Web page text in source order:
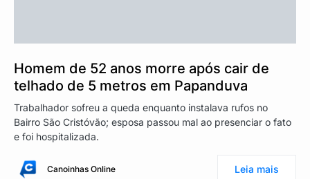
Homem de 52 anos morre após cair de
telhado de 5 metros em Papanduva
Trabalhador sofreu a queda enquanto instalava rufos no
Bairro São Cristóvão; esposa passou mal ao presenciar o fato
e foi hospitalizada.
Canoinhas Online Leia mais